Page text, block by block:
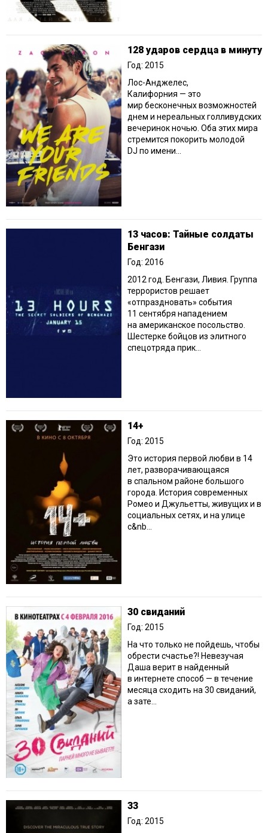
128 ударов сердца в минуту
Год: 2015
Лос-Анджелес,
Калифорния — это
мир бесконечных возможностей
днем и нереальных голливудских
вечеринок ночью. Оба этих мира
стремится покорить молодой
DJ по имени...
13 часов: Тайные солдаты
Бенгази
Год: 2016
2012 год. Бенгази, Ливия. Группа
террористов решает
«отпраздновать» события
11 сентября нападением
на американское посольство.
Шестерке бойцов из элитного
спецотряда прик...
14+
Год: 2015
Это история первой любви в 14
лет, разворачивающаяся
в спальном районе большого
города. История современных
Ромео и Джульетты, живущих и в
социальных сетях, и на улице
с&nb...
30 свиданий
Год: 2015
На что только не пойдешь, чтобы
обрести счастье?! Невезучая
Даша верит в найденный
в интернете способ — в течение
месяца сходить на 30 свиданий,
а зате...
33
Год: 2015